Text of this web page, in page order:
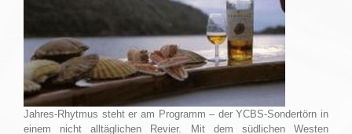
Jahres-Rhytmus steht er am Programm – der YCBS-Sondertörn in
einem nicht alltäglichen Revier. Mit dem südlichen Westen